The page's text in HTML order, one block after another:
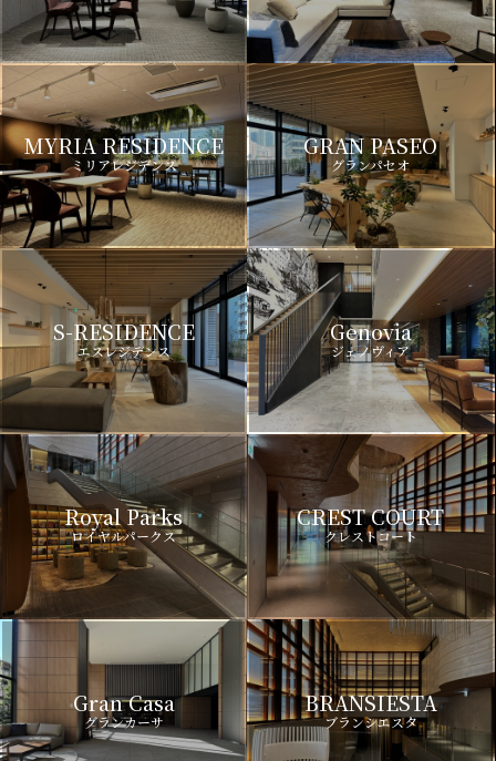
MYRIA RESIDENCE
ミリアレジデンス
GRAN PASEO
グランパセオ
S-RESIDENCE
エスレジデンス
Genovia
ジェノヴィア
Royal Parks
ロイヤルパークス
CREST COURT
クレストコート
Gran Casa
グランカーサ
BRANSIESTA
ブランシエスタ